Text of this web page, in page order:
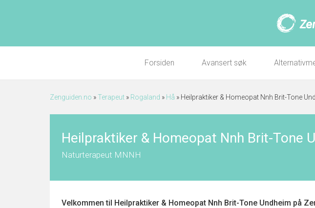
Forsiden Avansert søk
Zenguiden.no »Terapeut » Rogaland » Hå » Heilpraktiker & Homeopat Nnh Brit-Tone
Heilpraktiker & Homeopat Nnh Brit-Tone
Naturterapeut MNNH
Velkommen til Heilpraktiker & Homeopat Nnh Brit-Tone Undheim på